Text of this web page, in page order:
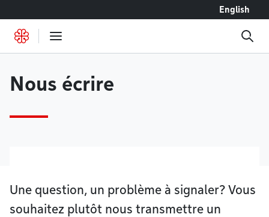
English
Nous écrire
Une question, un problème à signaler? Vous
souhaitez plutôt nous transmettre un